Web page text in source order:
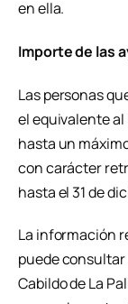
en ella.
Importe de las
Las personas
el equivalente
hasta un
con carácter
hasta el 31 de
La información
puede
Cabildo de La